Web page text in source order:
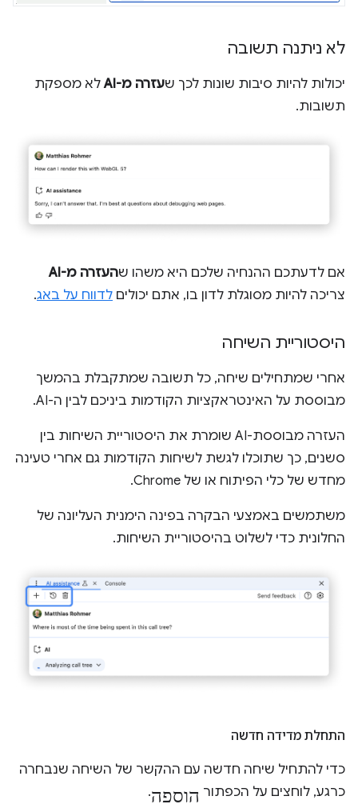
לא ניתנה תשובה
יכולות להיות סיבות שונות לכך שעזרה מ-AI
לא מספקת
תשובות.
אם לדעתכם ההנחיה שלכם היא משהו שהעזרה מ-AI
צריכה להיות מסוגלת לדון בו, אתם יכולים לדווח על באג.
היסטוריית השיחה
אחרי שמתחילים שיחה, כל תשובה שמתקבלת בהמשך
מבוססת על האינטראקציות הקודמות ביניכם לבין ה-AI.
העזרה מבוססת-AI שומרת את היסטוריית השיחות בין
סשנים, כך שתוכלו לגשת לשיחות הקודמות גם אחרי טעינה
מחדש של כלי הפיתוח או של Chrome.
משתמשים באמצעי הבקרה בפינה הימנית העליונה של
החלונית כדי לשלוט בהיסטוריית השיחות.
התחלת מדידה חדשה
כדי להתחיל שיחה חדשה עם ההקשר של השיחה שנבחרה
כרגע, לוחצים על הכפתור הוספה.